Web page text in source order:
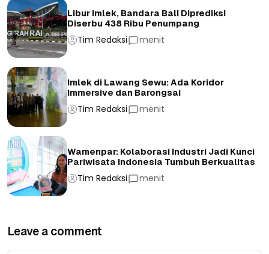
Libur Imlek, Bandara Bali Diprediksi
Diserbu 438 Ribu Penumpang
Tim Redaksi menit
Imlek di Lawang Sewu: Ada Koridor
Immersive dan Barongsai
Tim Redaksi menit
Wamenpar: Kolaborasi Industri Jadi Kunci
Pariwisata Indonesia Tumbuh Berkualitas
Tim Redaksi menit
Leave a comment